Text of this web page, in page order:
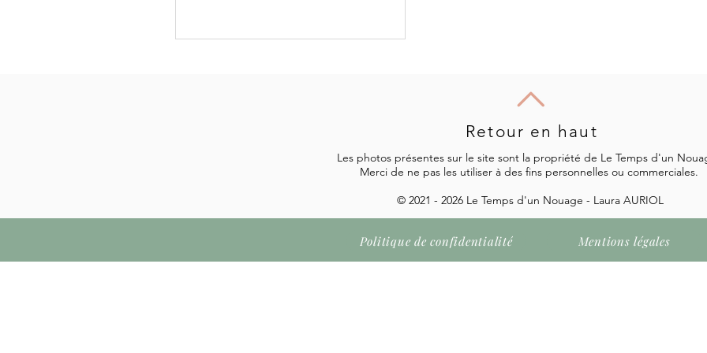
Retour en haut
Les photos présentes sur le site sont la propriété de Le Temps d'un
Merci de ne pas les utiliser à des fins personnelles ou commerciales.
© 2021 - 2026 Le Temps d'un Nouage - Laura AURIOL
Politique de confidentialité Mentions légales